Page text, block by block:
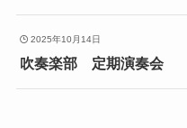
2025年10月14日
吹奏楽部 定期演奏会